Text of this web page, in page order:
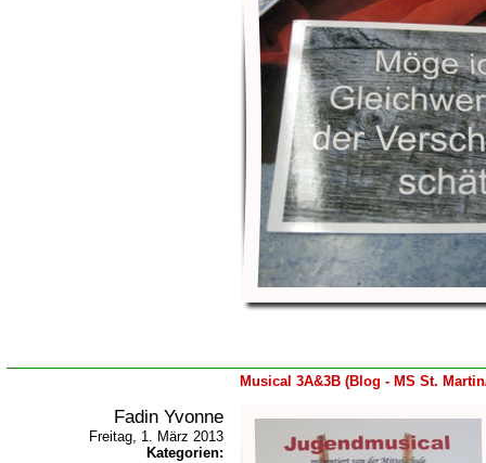
Musical 3A&3B (Blog - MS St.
Fadin Yvonne
Freitag, 1. März 2013
Kategorien: